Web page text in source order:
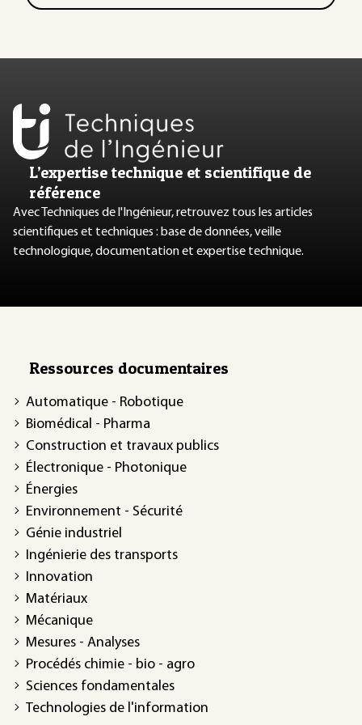
L’expertise technique et scientifique de
référence
Avec Techniques de l'Ingénieur, retrouvez tous les articles
scientifiques et techniques : base de données, veille
technologique, documentation et expertise technique.
Ressources documentaires
Automatique - Robotique
Biomédical - Pharma
Construction et travaux publics
Électronique - Photonique
Énergies
Environnement - Sécurité
Génie industriel
Ingénierie des transports
Innovation
Matériaux
Mécanique
Mesures - Analyses
Procédés chimie - bio - agro
Sciences fondamentales
Technologies de l'information